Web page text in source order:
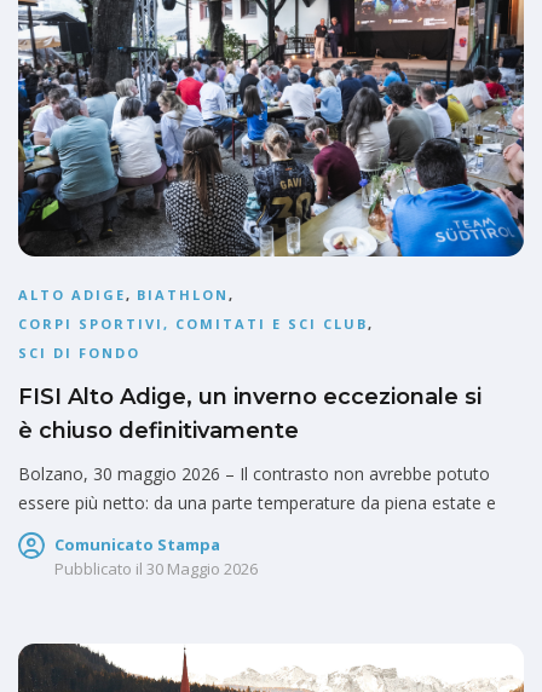
ALTO ADIGE, BIATHLON ,
CORPI SPORTIVI, COMITATI E SCI CLUB,
SCI DI FONDO
FISI Alto Adige, un inverno eccezionale si
è chiuso definitivamente
Bolzano, 30 maggio 2026 – Il contrasto non avrebbe potuto
essere più netto: da una parte temperature da piena estate e
Comunicato Stampa
Pubblicato il 30 Maggio 2026